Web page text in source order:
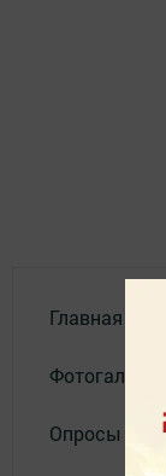
Главная
Фотогалереи
Опросы